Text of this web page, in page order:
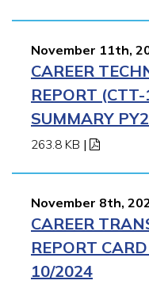
November 11th,
CAREER
REPORT
SUMMARY
263.8 KB |
November 8th,
CAREER
REPORT
10/2024